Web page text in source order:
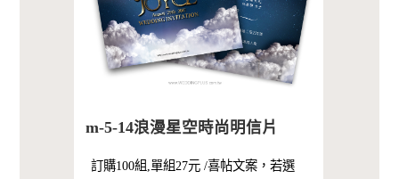
m-5-14浪漫星空時尚明信片
訂購100組,單組27元 /喜帖文案，若選